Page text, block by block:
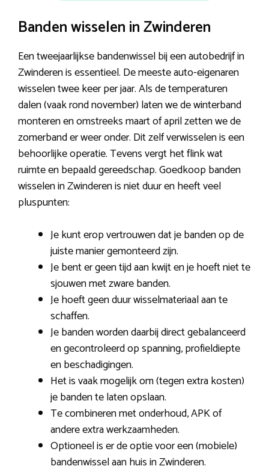
Banden wisselen in Zwinderen
Een tweejaarlijkse bandenwissel bij een autobedrijf in
Zwinderen is essentieel. De meeste auto-eigenaren
wisselen twee keer per jaar. Als de temperaturen
dalen (vaak rond november) laten we de winterband
monteren en omstreeks maart of april zetten we de
zomerband er weer onder. Dit zelf verwisselen is een
behoorlijke operatie. Tevens vergt het flink wat
ruimte en bepaald gereedschap. Goedkoop banden
wisselen in Zwinderen is niet duur en heeft veel
pluspunten:
Je kunt erop vertrouwen dat je banden op de
juiste manier gemonteerd zijn.
Je bent er geen tijd aan kwijt en je hoeft niet te
sjouwen met zware banden.
Je hoeft geen duur wisselmateriaal aan te
schaffen.
Je banden worden daarbij direct gebalanceerd
en gecontroleerd op spanning, profieldiepte
en beschadigingen.
Het is vaak mogelijk om (tegen extra kosten)
je banden te laten opslaan.
Te combineren met onderhoud, APK of
andere extra werkzaamheden.
Optioneel is er de optie voor een (mobiele)
bandenwissel aan huis in Zwinderen.